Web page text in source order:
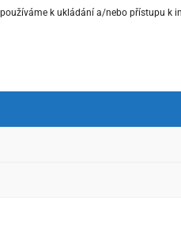
k ukládání a/nebo přístupu